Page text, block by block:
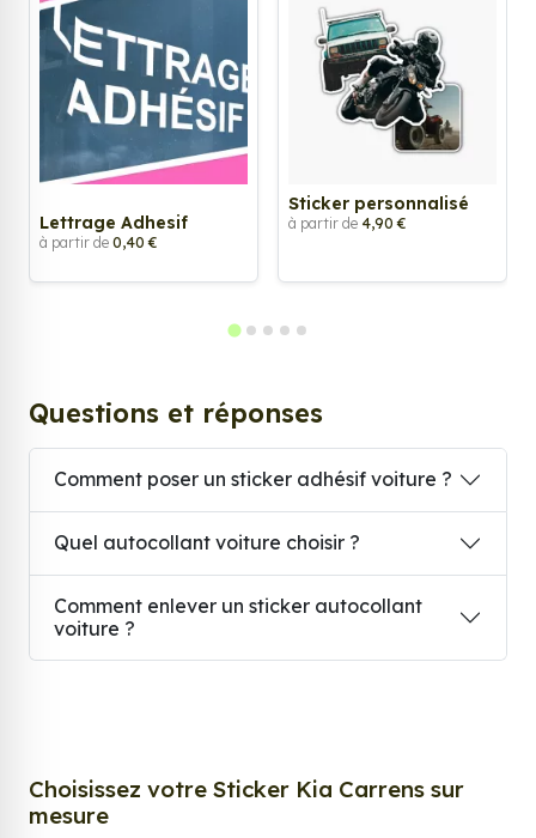
Lettrage Adhesif
à partir de 0,40 €
Sticker personnalisé
à partir de 4,90 €
Questions et réponses
Comment poser un sticker adhésif voiture ?
Quel autocollant voiture choisir ?
Comment enlever un sticker autocollant
voiture ?
Choisissez votre Sticker Kia Carrens sur
mesure